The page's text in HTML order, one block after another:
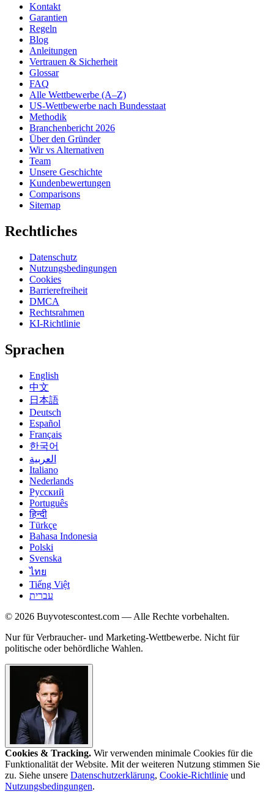
Kontakt
Garantien
Regeln
Blog
Anleitungen
Vertrauen & Sicherheit
Glossar
FAQ
Alle Wettbewerbe (A–Z)
US-Wettbewerbe nach Bundesstaat
Methodik
Branchenbericht 2026
Über den Gründer
Wir vs Alternativen
Team
Unsere Geschichte
Kundenbewertungen
Comparisons
Sitemap
Rechtliches
Datenschutz
Nutzungsbedingungen
Cookies
Barrierefreiheit
DMCA
Rechtsrahmen
KI-Richtlinie
Sprachen
English
中文
日本語
Deutsch
Español
Français
한국어
العربية
Italiano
Nederlands
Русский
Português
हिन्दी
Türkçe
Bahasa Indonesia
Polski
Svenska
ไทย
Tiếng Việt
עברית
© 2026 Buyvotescontest.com — Alle Rechte vorbehalten.
Nur für Verbraucher- und Marketing-Wettbewerbe. Nicht für
politische oder behördliche Wahlen.
Cookies & Tracking. Wir verwenden minimale Cookies für die
Funktionalität der Website. Mit der weiteren Nutzung stimmen Sie
zu. Siehe unsere Datenschutzerklärung, Cookie-Richtlinie und
Nutzungsbedingungen.